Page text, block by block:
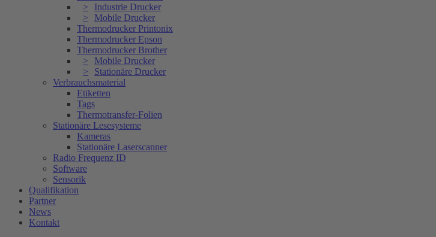
Industrie Drucker
Mobile Drucker
Thermodrucker Printonix
Thermodrucker Epson
Thermodrucker Brother
Mobile Drucker
Stationäre Drucker
Verbrauchsmaterial
Etiketten
Tags
Thermotransfer-Folien
Stationäre Lesesysteme
Kameras
Stationäre Laserscanner
Radio Frequenz ID
Software
Sensorik
Qualifikation
Partner
News
Kontakt